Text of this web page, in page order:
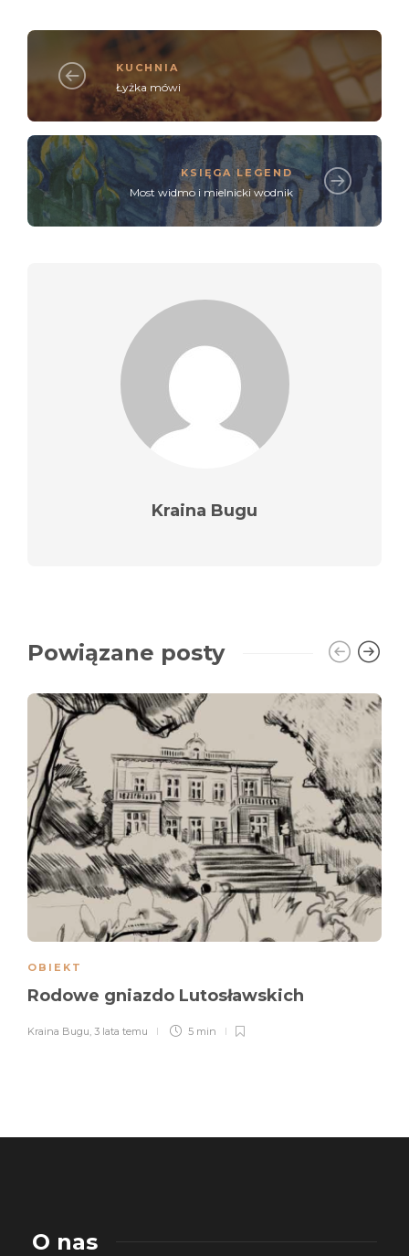
KUCHNIA
Łyżka mówi
KSIĘGA LEGEND
Most widmo i mielnicki wodnik
Kraina Bugu
Powiązane posty
OBIEKT
Rodowe gniazdo Lutosławskich
Kraina Bugu 3 lata temu 5 min
O nas